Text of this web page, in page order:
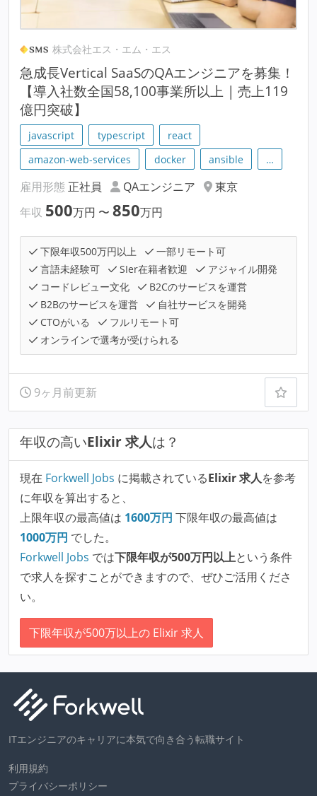
株式会社エス・エム・エス
急成長Vertical SaaSのQAエンジニアを募集！
【導入社数全国58,100事業所以上 | 売上119
億円突破】
javascript typescript
react
amazon-web-services
docker ansible …
雇用形態 正社員 QAエンジニア
東京
年収 500万円 〜 850万円
下限年収500万円以上
一部リモート可
言語未経験可
SIer在籍者歓迎
アジャイル開発
コードレビュー文化
B2Cのサービスを運営
B2Bのサービスを運営
自社サービスを開発
CTOがいる
フルリモート可
オンラインで選考が受けられる
9ヶ月前更新
年収の高いElixir 求人は？
現在 Forkwell Jobs に掲載されているElixir 求人を参考
に年収を算出すると、
上限年収の最高値は 1600万円 下限年収の最高値は
1000万円 でした。
Forkwell Jobs では下限年収が500万円以上という条件
で求人を探すことができますので、ぜひご活用くださ
い。
下限年収が500万以上の Elixir 求人
ITエンジニアのキャリアに本気で向き合う転職サイト
利用規約
プライバシーポリシー